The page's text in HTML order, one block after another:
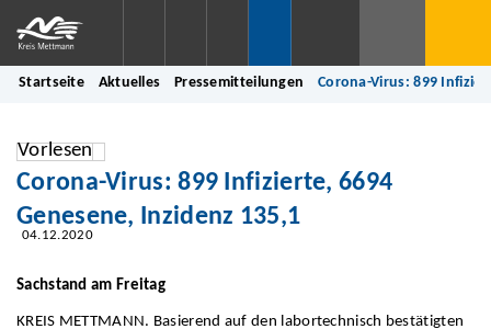
Startseite Aktuelles Pressemitteilungen Corona-Virus: 899
Vorlesen
Corona-Virus: 899 Infizierte, 6694
Genesene, Inzidenz 135,1
04.12.2020
Sachstand am Freitag
KREIS METTMANN. Basierend auf den labortechnisch bestätigten